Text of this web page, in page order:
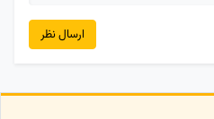
ارسال نظر